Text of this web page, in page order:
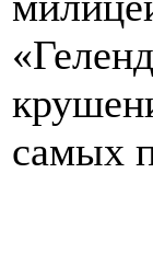
самых